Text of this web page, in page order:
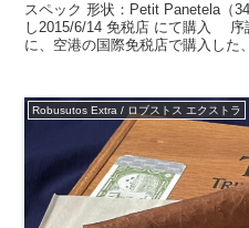
スペック 形状：Petit Panetela
し2015/6/14 免税店 にて購入
に、空港の国際免税店で購入した
Robusutos Extra / ロブストス エクストラ